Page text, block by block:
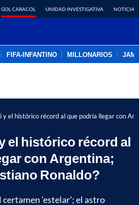
GOL CARACOL UNIDAD INVESTIGATIVA NOTICIAS
FIFA-INFANTINO MILLONARIOS
y el histórico récord al que podría llegar con
el histórico récord al
con Argentina;
Ronaldo?
certamen 'estelar'; el astro